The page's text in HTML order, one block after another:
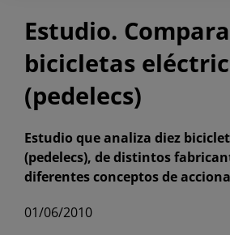
Estudio.
bicicletas
(pedelecs)
Estudio que analiza diez
(pedelecs), de distintos
diferentes conceptos de
01/06/2010